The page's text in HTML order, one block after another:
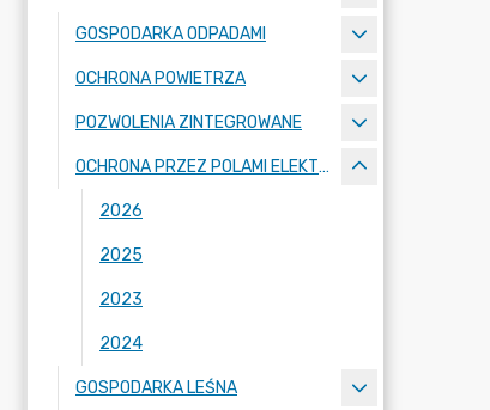
GOSPODARKA ODPADAMI
OCHRONA POWIETRZA
POZWOLENIA ZINTEGROWANE
OCHRONA PRZEZ POLAMI ELEKTROMAGNETYCZNYMI
2026
2025
2023
2024
GOSPODARKA LEŚNA